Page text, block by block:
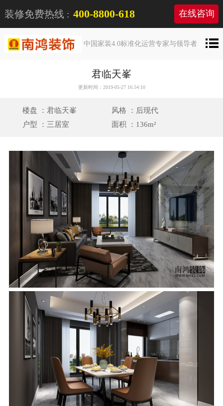
装修免费热线 : 400-8800-618 在线咨询
中国家装4.0标准化运营专家与领导者
君临天峯
更新时间：2019-05-27 16:54:10
楼盘 ：君临天峯
风格 ：后现代
户型 ：三居室
面积 ：136m²